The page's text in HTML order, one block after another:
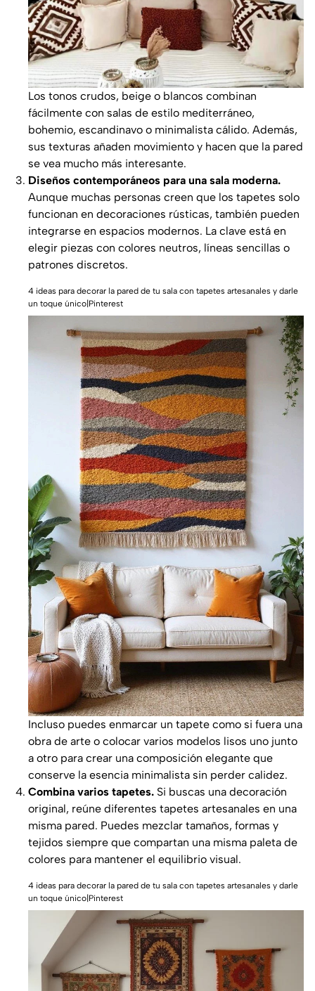
Los tonos crudos, beige o blancos combinan
fácilmente con salas de estilo mediterráneo,
bohemio, escandinavo o minimalista cálido. Además,
sus texturas añaden movimiento y hacen que la pared
se vea mucho más interesante.
Diseños contemporáneos para una sala moderna.
Aunque muchas personas creen que los tapetes solo
funcionan en decoraciones rústicas, también pueden
integrarse en espacios modernos. La clave está en
elegir piezas con colores neutros, líneas sencillas o
patrones discretos.
4 ideas para decorar la pared de tu sala con tapetes artesanales y darle
un toque único|Pinterest
Incluso puedes enmarcar un tapete como si fuera una
obra de arte o colocar varios modelos lisos uno junto
a otro para crear una composición elegante que
conserve la esencia minimalista sin perder calidez.
Combina varios tapetes. Si buscas una decoración
original, reúne diferentes tapetes artesanales en una
misma pared. Puedes mezclar tamaños, formas y
tejidos siempre que compartan una misma paleta de
colores para mantener el equilibrio visual.
4 ideas para decorar la pared de tu sala con tapetes artesanales y darle
un toque único|Pinterest